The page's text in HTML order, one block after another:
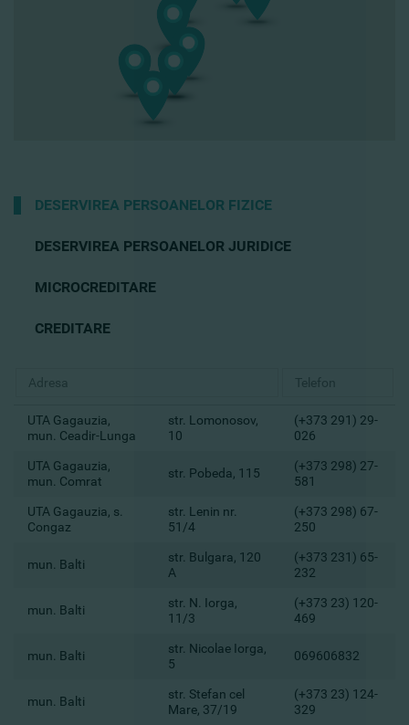
DESERVIREA PERSOANELOR FIZICE
DESERVIREA PERSOANELOR JURIDICE
MICROCREDITARE
CREDITARE
UTA Gagauzia,
mun. Ceadir-Lunga
str. Lomonosov,
10
(+373 291) 29-
026
UTA Gagauzia,
mun. Comrat
str. Pobeda, 115
(+373 298) 27-
581
UTA Gagauzia, s.
Congaz
str. Lenin nr.
51/4
(+373 298) 67-
250
mun. Balti
str. Bulgara, 120
A
(+373 231) 65-
232
mun. Balti
str. N. Iorga,
11/3
(+373 23) 120-
469
mun. Balti
str. Nicolae Iorga,
5
069606832
mun. Balti
str. Stefan cel
Mare, 37/19
(+373 23) 124-
329